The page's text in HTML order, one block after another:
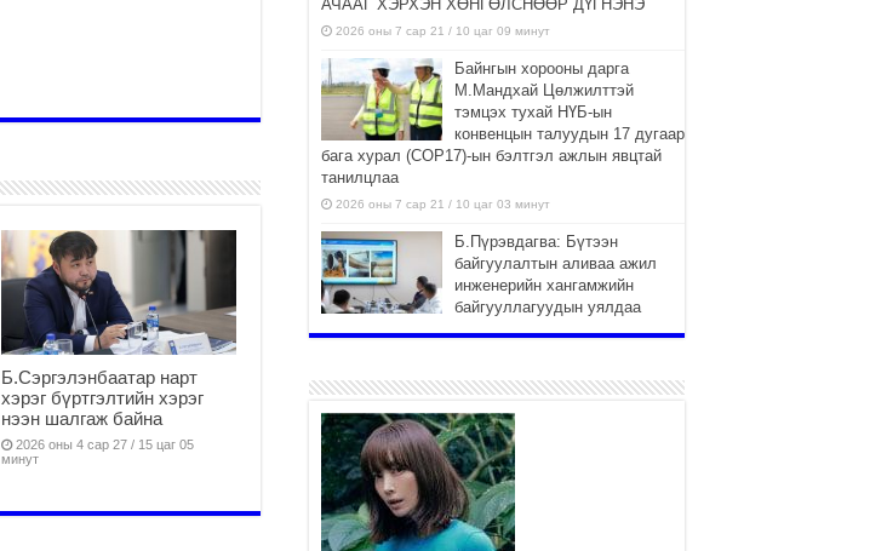
Б.Сэргэлэнбаатар нарт
хэрэг бүртгэлтийн хэрэг
нээн шалгаж байна
2026 оны 4 сар 27 / 15 цаг 05
минут
АЧААГ ХЭРХЭН ХӨНГӨЛСНӨӨР ДҮГНЭНЭ
2026 оны 7 сар 21 / 10 цаг 09 минут
Байнгын хорооны дарга
М.Мандхай Цөлжилттэй
тэмцэх тухай НҮБ-ын
конвенцын талуудын 17 дугаар
бага хурал (СОР17)-ын бэлтгэл ажлын явцтай
танилцлаа
2026 оны 7 сар 21 / 10 цаг 03 минут
Б.Пүрэвдагва: Бүтээн
байгуулалтын аливаа ажил
инженерийн хангамжийн
байгууллагуудын уялдаа
холбоогүйгээс саатах ёсгүй
“Сэлбэ 20 минутын хот”
төслийн анхны 12 давхар
барилгын үндсэн карказ,
цутгалтын ажил дууслаа
2026 оны 7 сар 20 / 17 цаг 17 минут
Мопед, скүүтер, тэдгээртэй
адилтгах үзүүлэлт бүхий